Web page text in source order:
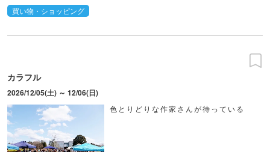
買い物・ショッピング
カラフル
2026/12/05(土) ～ 12/06(日)
色とりどりな作家さんが待っている